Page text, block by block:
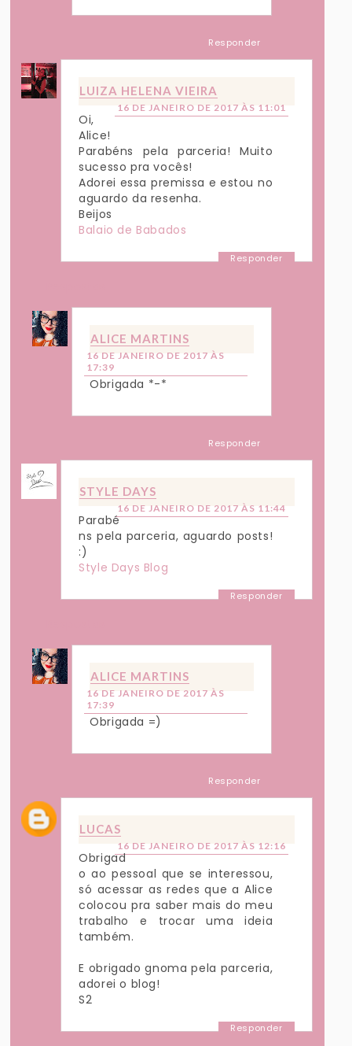
Responder
LUIZA HELENA VIEIRA
16 DE JANEIRO DE 2017 ÀS 11:01
Oi,
Alice!
Parabéns pela parceria! Muito
sucesso pra vocês!
Adorei essa premissa e estou no
aguardo da resenha.
Beijos
Balaio de Babados
Responder
ALICE MARTINS
16 DE JANEIRO DE 2017 ÀS
17:39
Obrigada *-*
Responder
STYLE DAYS
16 DE JANEIRO DE 2017 ÀS 11:44
Parabé
ns pela parceria, aguardo posts!
:)
Style Days Blog
Responder
ALICE MARTINS
16 DE JANEIRO DE 2017 ÀS
17:39
Obrigada =)
Responder
LUCAS
16 DE JANEIRO DE 2017 ÀS 12:16
Obrigad
o ao pessoal que se interessou,
só acessar as redes que a Alice
colocou pra saber mais do meu
trabalho e trocar uma ideia
também.
E obrigado gnoma pela parceria,
adorei o blog!
S2
Responder